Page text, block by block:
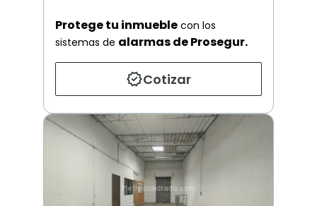
Protege tu inmueble con los
sistemas de alarmas de Prosegur.
Cotizar